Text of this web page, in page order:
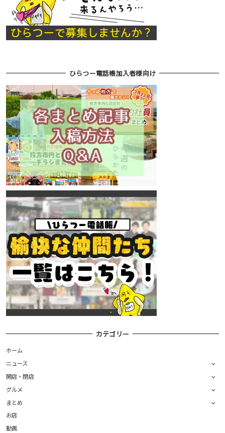
ひらつー電話帳加入者様向け
カテゴリー
ホーム
ニュース
開店・閉店
グルメ
まとめ
お店
動画